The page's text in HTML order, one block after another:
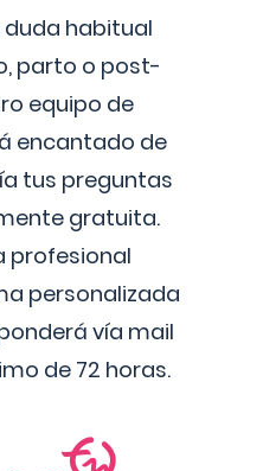
duda habitual
parto o post-
equipo de
encantado de
tus preguntas
gratuita.
profesional
personalizada
vía mail
de 72 horas.